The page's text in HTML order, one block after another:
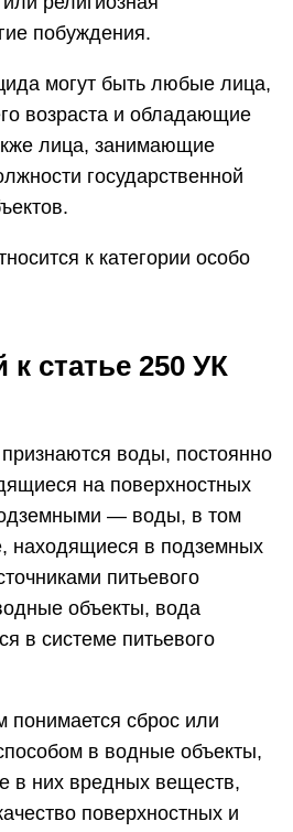
побуждения.
могут быть любые лица,
возраста и обладающие
лица, занимающие
государственной
к категории особо
статье 250 УК
воды, постоянно
на поверхностных
— воды, в том
находящиеся в подземных
питьевого
объекты, вода
в системе питьевого
понимается сброс или
в водные объекты,
в них вредных веществ,
поверхностных и